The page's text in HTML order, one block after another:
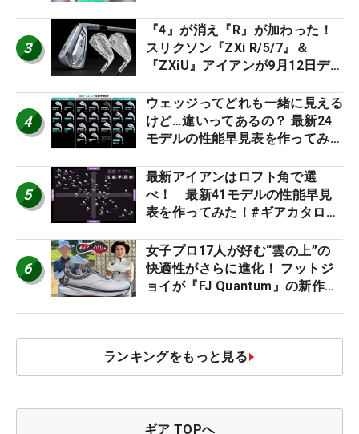
ー』 #女子プロセッティング
3
『4』が消え『R』が加わった！
スリクソン『ZXi R/5/7』＆
『ZXiU』アイアンが9月12日デ
4
ウェッジってどれも一緒に見える
けど…違いってあるの？ 最新24
モデルの性能早見表を作ってみ
5
最新アイアンはロフト角で選
べ！ 最新41モデルの性能早見
表を作ってみた！#ギアカタログ
6
女子プロ17人が好む“雲の上”の
快適性がさらに進化！ フットジ
ョイが『FJ Quantum』の新作を
ランキングをもっと見る
ギア TOPへ